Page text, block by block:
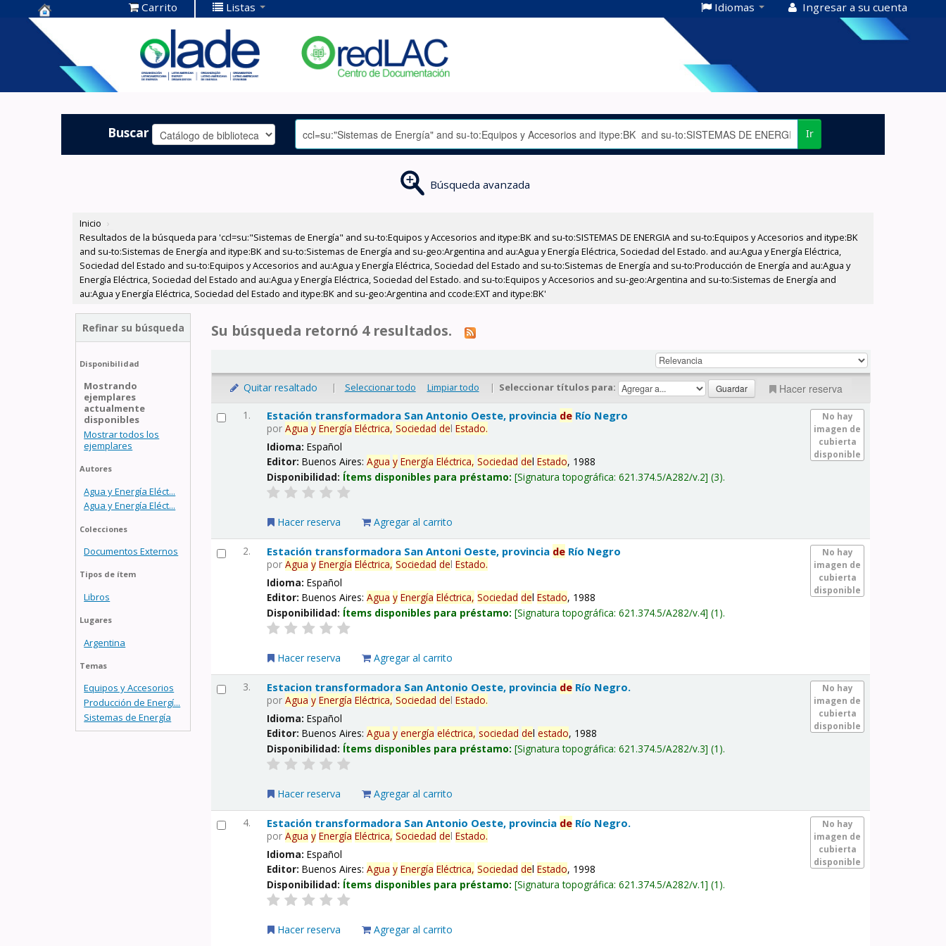
Centro de
Documentación
OLADE -
Carrito Listas Idiomas Ingresar a su cuenta
Buscar Ir
Búsqueda avanzada
Inicio ›
Resultados de la búsqueda para 'ccl=su:"Sistemas de Energía" and su-to:Equipos y Accesorios and itype:BK and su-to:SISTEMAS DE ENERGIA and su-to:Equipos y Accesorios and itype:BK
and su-to:Sistemas de Energía and itype:BK and su-to:Sistemas de Energía and su-geo:Argentina and au:Agua y Energía Eléctrica, Sociedad del Estado. and au:Agua y Energía Eléctrica,
Sociedad del Estado and su-to:Equipos y Accesorios and au:Agua y Energía Eléctrica, Sociedad del Estado and su-to:Sistemas de Energía and su-to:Producción de Energía and au:Agua y
Energía Eléctrica, Sociedad del Estado and au:Agua y Energía Eléctrica, Sociedad del Estado. and su-to:Equipos y Accesorios and su-geo:Argentina and su-to:Sistemas de Energía and
au:Agua y Energía Eléctrica, Sociedad del Estado and itype:BK and su-geo:Argentina and ccode:EXT and itype:BK'
Refinar su búsqueda
Disponibilidad
Mostrando
ejemplares
actualmente
disponibles
Mostrar todos los
ejemplares
Autores
Agua y Energía Eléct...
Agua y Energía Eléct...
Colecciones
Documentos Externos
Tipos de ítem
Libros
Lugares
Argentina
Temas
Equipos y Accesorios
Producción de Energí...
Sistemas de Energía
Su búsqueda retornó 4 resultados.
Quitar resaltado | Seleccionar todo Limpiar todo | Seleccionar títulos para: Hacer reserva
1.
No hay
imagen de
cubierta
disponible
Estación transformadora San Antonio Oeste, provincia de Río Negro
porAgua y Energía Eléctrica, Sociedad delEstado.
Idioma:Español
Editor:Buenos Aires:Agua y Energía Eléctrica, Sociedad delEstado, 1988
Disponibilidad: Ítems disponibles para préstamo: Signatura topográfica:621.374.5/A282/v.2 (3).
Hacer reserva Agregar al carrito
2.
No hay
imagen de
cubierta
disponible
Estación transformadora San Antoni Oeste, provincia de Río Negro
porAgua y Energía Eléctrica, Sociedad delEstado.
Idioma:Español
Editor:Buenos Aires:Agua y Energía Eléctrica, Sociedad delEstado, 1988
Disponibilidad: Ítems disponibles para préstamo: Signatura topográfica:621.374.5/A282/v.4 (1).
Hacer reserva Agregar al carrito
3.
No hay
imagen de
cubierta
disponible
Estacion transformadora San Antonio Oeste, provincia de Río Negro.
porAgua y Energía Eléctrica, Sociedad delEstado.
Idioma:Español
Editor:Buenos Aires:Agua y energía eléctrica, sociedad delestado, 1988
Disponibilidad: Ítems disponibles para préstamo: Signatura topográfica:621.374.5/A282/v.3 (1).
Hacer reserva Agregar al carrito
4.
No hay
imagen de
cubierta
disponible
Estación transformadora San Antonio Oeste, provincia de Río Negro.
porAgua y Energía Eléctrica, Sociedad delEstado.
Idioma:Español
Editor:Buenos Aires:Agua y Energía Eléctrica, Sociedad delEstado, 1998
Disponibilidad: Ítems disponibles para préstamo: Signatura topográfica:621.374.5/A282/v.1 (1).
Hacer reserva Agregar al carrito